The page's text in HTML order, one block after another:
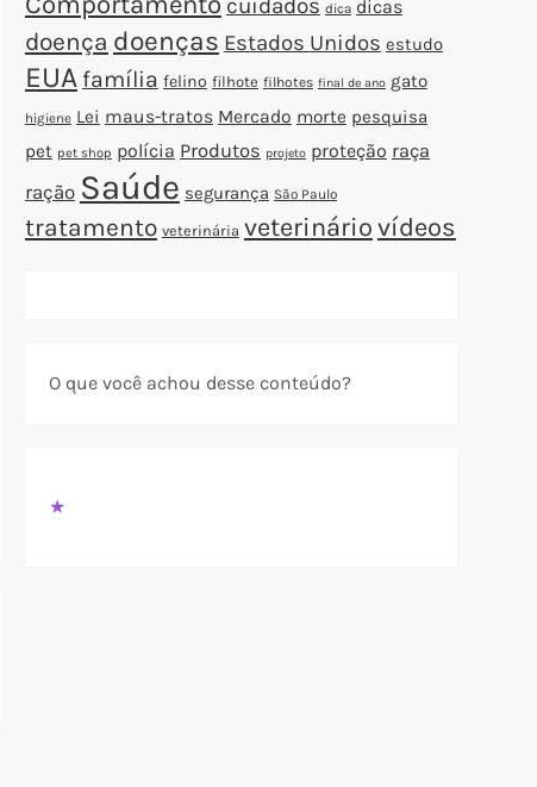
cuidados dica dicas
doença doenças Estados Unidos estudo
EUA família felino filhote filhotes final de ano gato
higiene Lei maus-tratos Mercado morte pesquisa
pet pet shop polícia Produtos projeto proteção raça
ração Saúde segurança São Paulo
tratamento veterinária veterináriovídeos
O que você achou desse conteúdo?
★